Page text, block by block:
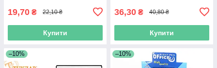
19,70 ₴ 22,10 ₴
Купити
36,30 ₴ 40,80 ₴
Купити
–10% –10%